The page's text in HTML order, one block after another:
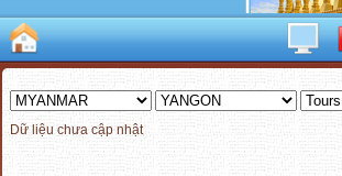
Dữ liệu chưa cập nhật